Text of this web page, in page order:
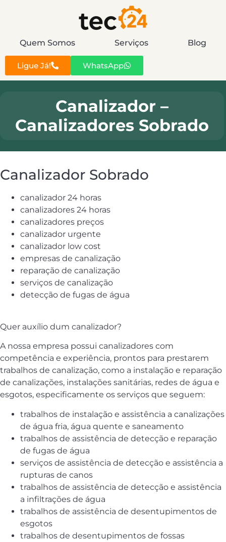
Quem Somos Serviços Blog
Ligue Já! WhatsApp
Canalizador –
Canalizadores Sobrado
Canalizador Sobrado
canalizador 24 horas
canalizadores 24 horas
canalizadores preços
canalizador urgente
canalizador low cost
empresas de canalização
reparação de canalização
serviços de canalização
detecção de fugas de água
Quer auxílio dum canalizador?
A nossa empresa possui canalizadores com
competência e experiência, prontos para prestarem
trabalhos de canalização, como a instalação e reparação
de canalizações, instalações sanitárias, redes de água e
esgotos, especificamente os serviços que seguem:
trabalhos de instalação e assistência a canalizações
de água fria, água quente e saneamento
trabalhos de assistência de detecção e reparação
de fugas de água
serviços de assistência de detecção e assistência a
rupturas de canos
trabalhos de assistência de detecção e assistência
a infiltrações de água
trabalhos de assistência de desentupimentos de
esgotos
trabalhos de desentupimentos de fossas